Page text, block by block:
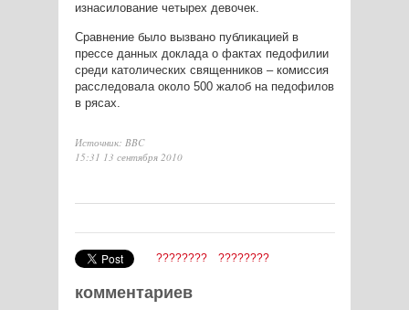
изнасилование четырех девочек.
Сравнение было вызвано публикацией в
прессе данных доклада о фактах педофилии
среди католических священников – комиссия
расследовала около 500 жалоб на педофилов
в рясах.
Источник: BBC
15:31 13 сентября 2010
???????? ????????
комментариев